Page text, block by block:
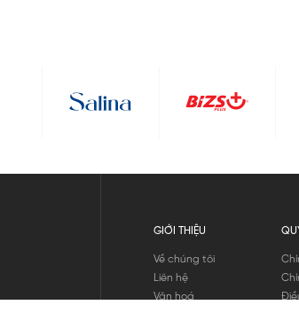
GIỚI THIỆU
Về chúng tôi
Liên hệ
Văn hoá